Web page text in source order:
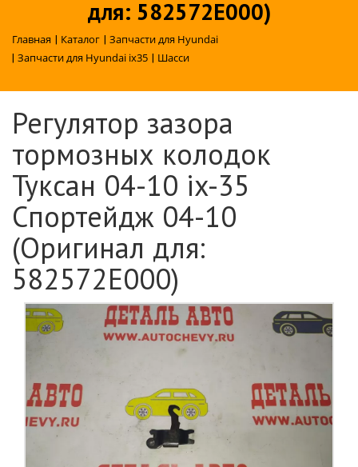
для: 582572E000)
Главная | Каталог | Запчасти для Hyundai
| Запчасти для Hyundai ix35 | Шасси
Регулятор зазора
тормозных колодок
Туксан 04-10 ix-35
Спортейдж 04-10
(Оригинал для:
582572E000)